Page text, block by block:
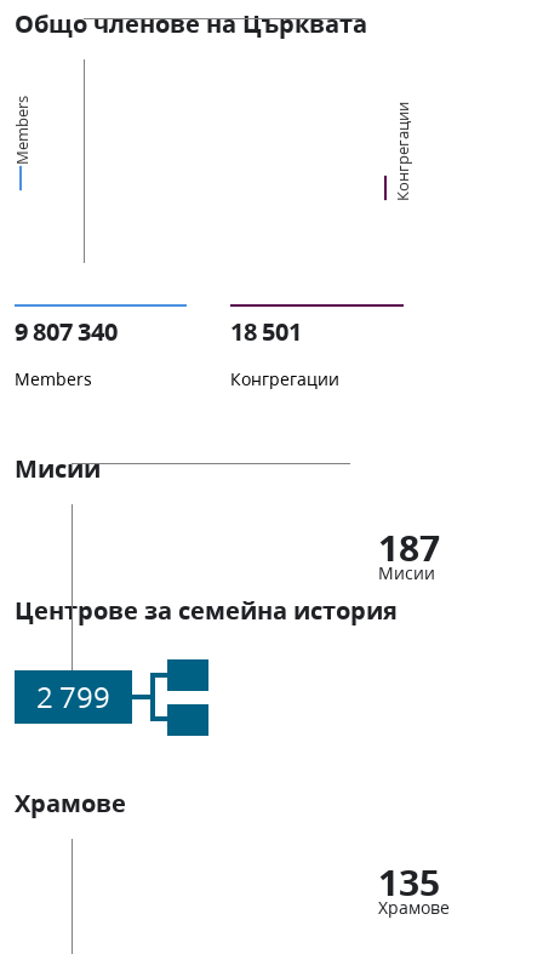
Общо членове на Църквата
Members Конгрегации
9 807 340
Members
18 501
Конгрегации
Мисии
187
Мисии
Центрове за семейна история
2 799
Храмове
135
Храмове